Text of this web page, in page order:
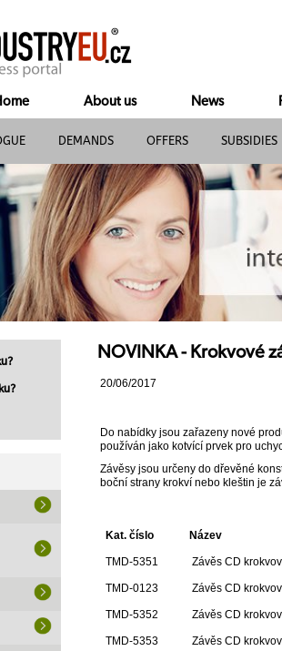
About us News
DEMANDS OFFERS SUBSIDIES
NOVINKA - Krokvové
20/06/2017
Do nabídky jsou zařazeny nové
používán jako kotvící prvek pro
Závěsy jsou určeny do dřevěné
boční strany krokví nebo kleštin je
Kat. číslo Název
TMD-5351 Závěs CD
TMD-0123 Závěs CD
TMD-5352 Závěs CD
TMD-5353 Závěs CD